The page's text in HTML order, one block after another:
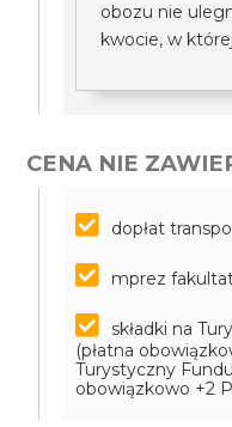
obozu nie
kwocie, w
CENA NIE
dopłat
mprez
składki na
(płatna
Turystyczny
obowiązkowo +2